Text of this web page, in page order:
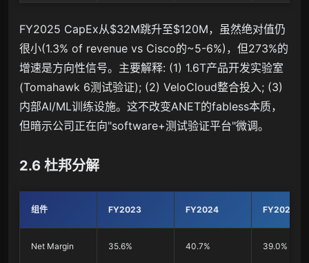
FY2025 CapEx从$32M跳升至$120M，虽然绝对值仍
很小(1.3% of revenue vs Cisco的~5-6%)，但273%的
增速是方向性信号。主要解释: (1) 1.6T产品开发实验室
(Tomahawk 6测试验证); (2) VeloCloud整合投入; (3)
内部AI/ML训练设施。这不改变ANET的fabless本质，
但暗示公司正在向"software+测试验证平台"微调。
2.6 杜邦分解
组件 FY2023 FY2024 FY2025
Net Margin 35.6% 40.7% 39.0%